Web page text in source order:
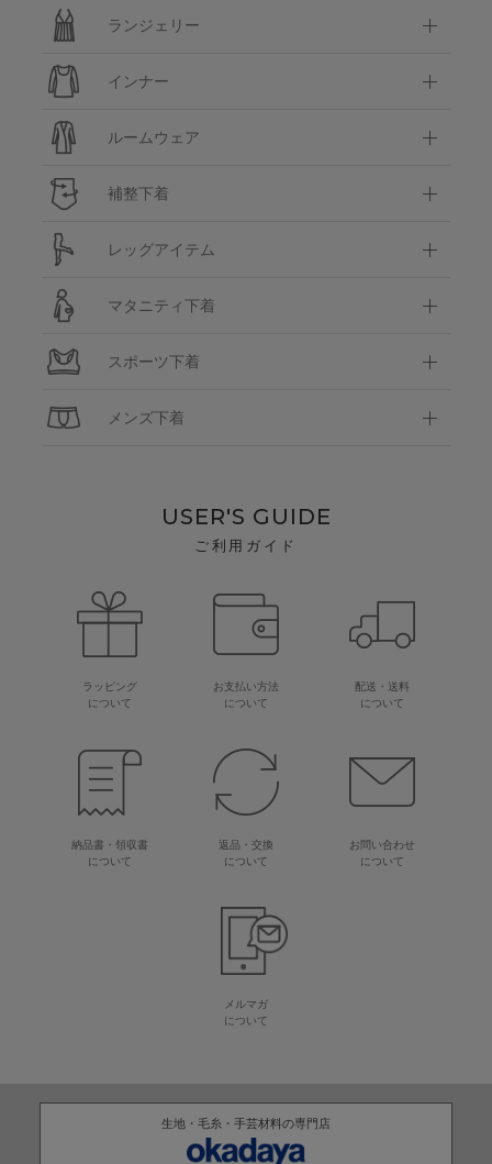
ランジェリー
インナー
ルームウェア
補整下着
レッグアイテム
マタニティ下着
スポーツ下着
メンズ下着
USER'S GUIDE
ご利用ガイド
ラッピング
について
お支払い方法
について
配送・送料
について
納品書・領収書
について
返品・交換
について
お問い合わせ
について
メルマガ
について
生地・毛糸・手芸材料の専門店